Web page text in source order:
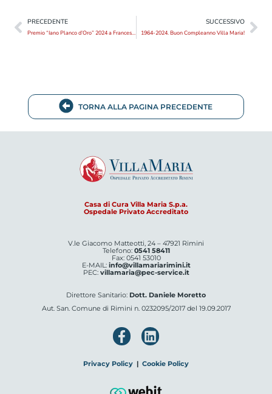
PRECEDENTE
Premio “Iano Planco d’Oro” 2024 a Francesca Berti
SUCCESSIVO
1964-2024. Buon Compleanno Villa Maria!
TORNA ALLA PAGINA PRECEDENTE
Casa di Cura Villa Maria S.p.a.
Ospedale Privato Accreditato
V.le Giacomo Matteotti, 24 – 47921 Rimini
Telefono: 0541 58411
Fax: 0541 53010
E-MAIL: info@villamariarimini.it
PEC: villamaria@pec-service.it
Direttore Sanitario: Dott. Daniele Moretto
Aut. San. Comune di Rimini n. 0232095/2017 del 19.09.2017
Privacy Policy | Cookie Policy